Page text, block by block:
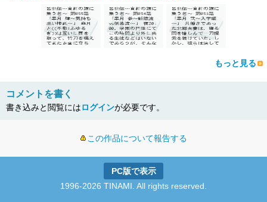
もっと見る
コメントを書く
書き込みと閲覧にはログインが必要です。
この作品について報告する
PC版で表示
1996-2026 TINAMI. All rights reserved.